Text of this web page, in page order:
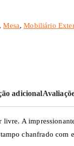
Mesa,Mobiliário
adicional
A
chanfrado com